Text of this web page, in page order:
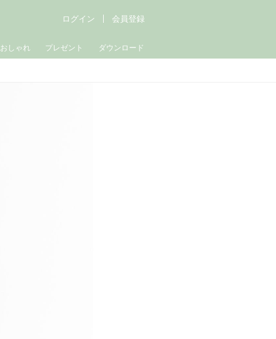
おしゃれ プレゼント ダウンロード
ログイン 会員登録